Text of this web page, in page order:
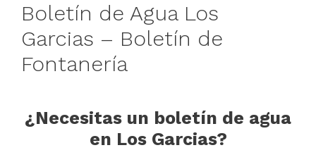
Boletín de Agua Los
Garcias – Boletín de
Fontanería
¿Necesitas un boletín de agua
en Los Garcias?